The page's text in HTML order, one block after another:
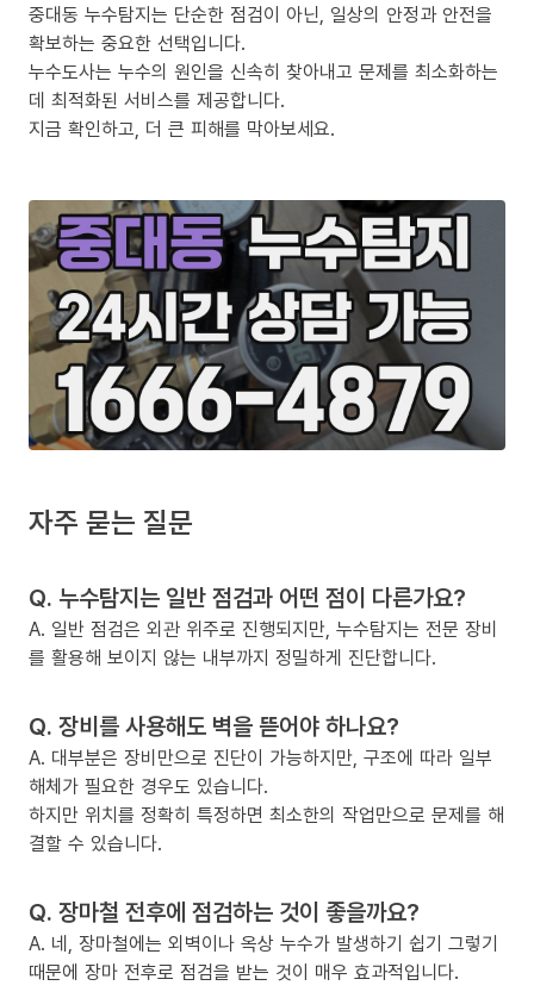
중대동 누수탐지는 단순한 점검이 아닌, 일상의 안정과 안전을
확보하는 중요한 선택입니다.
누수도사는 누수의 원인을 신속히 찾아내고 문제를 최소화하는
데 최적화된 서비스를 제공합니다.
지금 확인하고, 더 큰 피해를 막아보세요.
자주 묻는 질문
Q. 누수탐지는 일반 점검과 어떤 점이 다른가요?
A. 일반 점검은 외관 위주로 진행되지만, 누수탐지는 전문 장비
를 활용해 보이지 않는 내부까지 정밀하게 진단합니다.
Q. 장비를 사용해도 벽을 뜯어야 하나요?
A. 대부분은 장비만으로 진단이 가능하지만, 구조에 따라 일부
해체가 필요한 경우도 있습니다.
하지만 위치를 정확히 특정하면 최소한의 작업만으로 문제를 해
결할 수 있습니다.
Q. 장마철 전후에 점검하는 것이 좋을까요?
A. 네, 장마철에는 외벽이나 옥상 누수가 발생하기 쉽기 그렇기
때문에 장마 전후로 점검을 받는 것이 매우 효과적입니다.